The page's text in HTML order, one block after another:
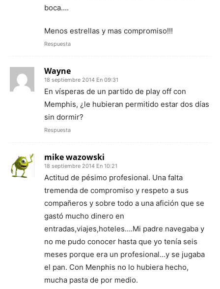
boca….
Menos estrellas y mas compromiso!!!
Respuesta
Wayne
18 septiembre 2014 En 09:31
En vísperas de un partido de play off con
Memphis, ¿le hubieran permitido estar dos días
sin dormir?
Respuesta
mike wazowski
18 septiembre 2014 En 10:21
Actitud de pésimo profesional. Una falta
tremenda de compromiso y respeto a sus
compañeros y sobre todo a una afición que se
gastó mucho dinero en
entradas,viajes,hoteles….Mi padre navegaba y
no me pudo conocer hasta que yo tenía seis
meses porque era un profesional…y se jugaba
el pan. Con Menphis no lo hubiera hecho,
mucha pasta de por medio.